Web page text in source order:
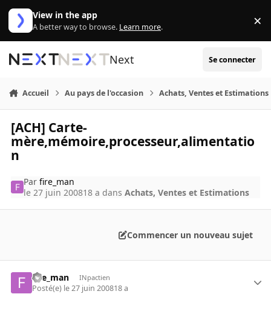
Aller au contenu
View in the app
A better way to browse. Learn more. ×
Next Se connecter
Accueil Au pays de l'occasion Achats, Ventes et Estimations
[ACH] Carte-
mère,mémoire,processeur,alimentatio
n
Parfire_man
le 27 juin 200818 a dansAchats, Ventes et Estimations
Commencer un nouveau sujet
fire_man INpactien
Posté(e) le 27 juin 200818 a